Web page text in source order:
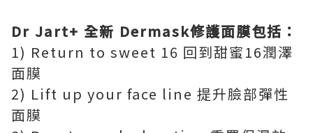
Dr Jart+ 全新 Dermask修護面膜包括：
1) Return to sweet 16 回到甜蜜16潤澤
面膜
2) Lift up your face line 提升臉部彈性
面膜